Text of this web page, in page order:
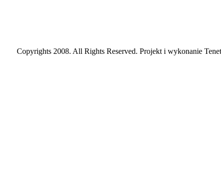
Copyrights 2008. All Rights Reserved. Projekt i wykonanie